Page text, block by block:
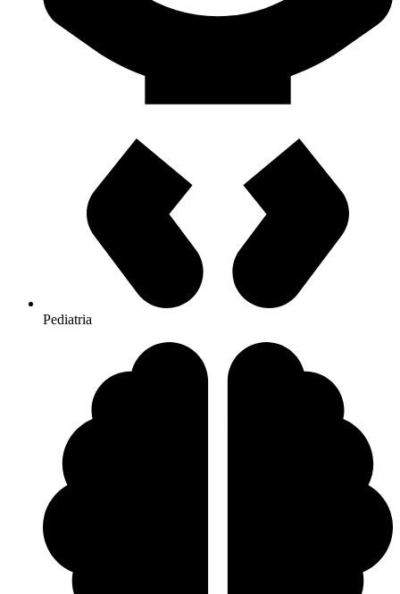
Pediatria